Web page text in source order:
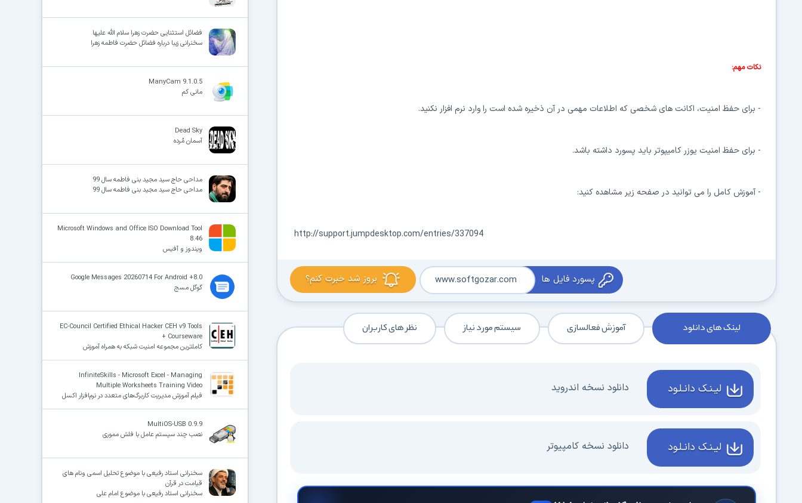
نکات مهم:
- برای حفظ امنیت، اکانت های شخصی که اطلاعات مهمی در آن ذخیره شده است را وارد نرم افزار نکنید.
- برای حفظ امنیت یوزر کامیپوتر باید پسورد داشته باشد.
- آموزش کامل را می توانید در صفحه زیر مشاهده کنید:
http://support.jumpdesktop.com/entries/337094
بروز شد خبرت کنم؟ پسورد فایل ها www.softgozar.com
لینک های دانلود آموزش فعالسازی سیستم مورد نیاز نظر های کاربران
لیـنـک دانـلـود دانلود نسخه اندروید
لیـنـک دانـلـود دانلود نسخه کامپیوتر
فضائل استثنایی حضرت زهرا سلام الله علیها
سخنرانی زیبا درباره فضائل حضرت فاطمه زهرا
ManyCam 9.1.0.5
مانی کم
Dead Sky
آسمان مُرده
مداحی حاج سید مجید بنی فاطمه سال 99
مداحی حاج سید مجید بنی فاطمه سال 99
Microsoft Windows and Office ISO Download Tool
8.46
ویندوز و آفیس
Google Messages 20260714 For Android +8.0
گوگل مسج
EC-Council Certified Ethical Hacker CEH v9 Tools
+ Courseware
کاملترین مجموعه امنیت شبکه به همراه آموزش
InfiniteSkills - Microsoft Excel - Managing
Multiple Worksheets Training Video
فیلم آموزش مدیریت کاربرگ‌های متعدد در نرم‌افزار اکسل
MultiOS-USB 0.9.9
نصب چند سیستم عامل با فلش مموری
سخنرانی استاد رفیعی با موضوع تحلیل اسمی ونام های
قیامت در قرآن
سخنرانی استاد رفیعی با موضوع امام علی